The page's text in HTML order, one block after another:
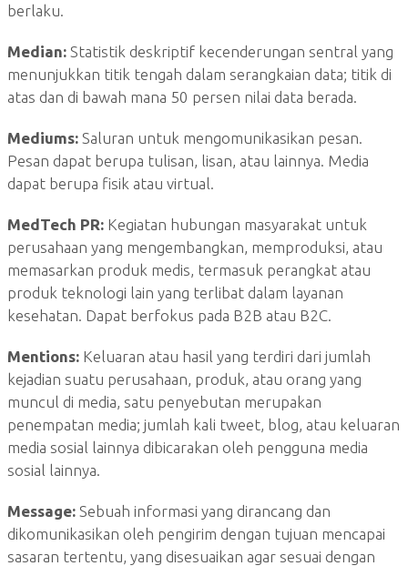
berlaku.
Median: Statistik deskriptif kecenderungan sentral yang
menunjukkan titik tengah dalam serangkaian data; titik di
atas dan di bawah mana 50 persen nilai data berada.
Mediums: Saluran untuk mengomunikasikan pesan.
Pesan dapat berupa tulisan, lisan, atau lainnya. Media
dapat berupa fisik atau virtual.
MedTech PR: Kegiatan hubungan masyarakat untuk
perusahaan yang mengembangkan, memproduksi, atau
memasarkan produk medis, termasuk perangkat atau
produk teknologi lain yang terlibat dalam layanan
kesehatan. Dapat berfokus pada B2B atau B2C.
Mentions: Keluaran atau hasil yang terdiri dari jumlah
kejadian suatu perusahaan, produk, atau orang yang
muncul di media, satu penyebutan merupakan
penempatan media; jumlah kali tweet, blog, atau keluaran
media sosial lainnya dibicarakan oleh pengguna media
sosial lainnya.
Message: Sebuah informasi yang dirancang dan
dikomunikasikan oleh pengirim dengan tujuan mencapai
sasaran tertentu, yang disesuaikan agar sesuai dengan